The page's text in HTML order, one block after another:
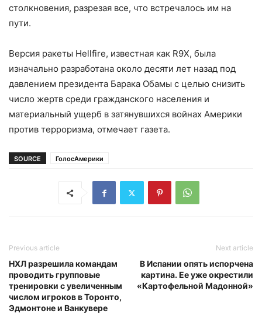
столкновения, разрезая все, что встречалось им на
пути.
Версия ракеты Hellfire, известная как R9X, была
изначально разработана около десяти лет назад под
давлением президента Барака Обамы с целью снизить
число жертв среди гражданского населения и
материальный ущерб в затянувшихся войнах Америки
против терроризма, отмечает газета.
SOURCE ГолосАмерики
Previous article
НХЛ разрешила командам
проводить групповые
тренировки с увеличенным
числом игроков в Торонто,
Эдмонтоне и Ванкувере
Next article
В Испании опять испорчена
картина. Ее уже окрестили
«Картофельной Мадонной»